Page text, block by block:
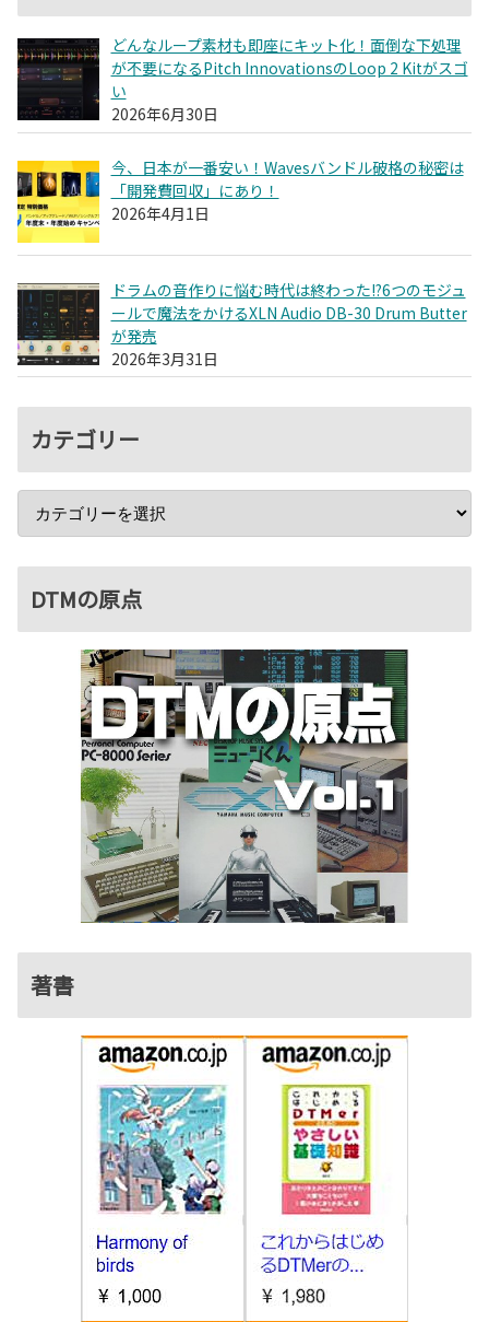
どんなループ素材も即座にキット化！面倒な下処理
が不要になるPitch InnovationsのLoop 2 Kitがスゴ
い
2026年6月30日
今、日本が一番安い！Wavesバンドル破格の秘密は
「開発費回収」にあり！
2026年4月1日
ドラムの音作りに悩む時代は終わった!?6つのモジュ
ールで魔法をかけるXLN Audio DB-30 Drum Butter
が発売
2026年3月31日
カテゴリー
DTMの原点
著書